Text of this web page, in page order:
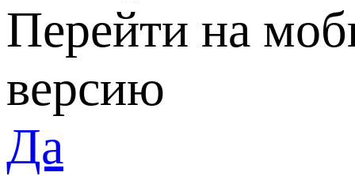
Перейти на
версию
Да